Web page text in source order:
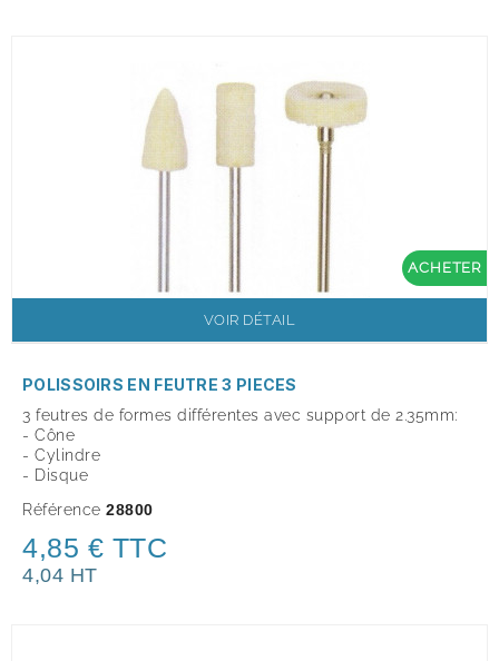
ACHETER
VOIR DÉTAIL
POLISSOIRS EN FEUTRE 3 PIECES
3 feutres de formes différentes avec support de 2.35mm:
- Cône
- Cylindre
- Disque
Référence 28800
4,85 € TTC
4,04 HT